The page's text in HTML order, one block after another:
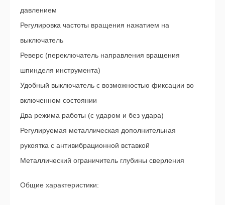
давлением
Регулировка частоты вращения нажатием на
выключатель
Реверс (переключатель направления вращения
шпинделя инструмента)
Удобный выключатель с возможностью фиксации во
включенном состоянии
Два режима работы (с ударом и без удара)
Регулируемая металлическая дополнительная
рукоятка с антивибрационной вставкой
Металлический ограничитель глубины сверления
Общие характеристики: